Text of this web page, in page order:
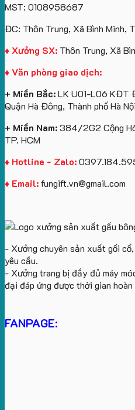
MST: 0108958687
ĐC: Thôn Trung, Xã Bình Minh,
♦ Xưởng SX: Thôn Trung, Xã
♦ Văn phòng giao dịch:
+ Miền Bắc:LK U01-L06 KĐT
Quận Hà Đông, Thành phố Hà Nội
+ Miền Nam:384/2G2 Cộng
TP. HCM
♦ Hotline - Zalo:
♦ Email:fungift.vn@gmail.com
- Xưởng chuyên sản xuất gối
yêu cầu.
- Xưởng trang bị đầy đủ máy
đại đáp ứng được thời gian hoàn
FANPAGE: